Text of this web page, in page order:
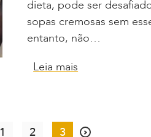
dieta, pode ser
sopas cremosas sem
entanto, não…
Leia mais
1 2 3